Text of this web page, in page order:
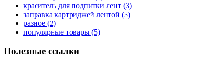
краситель для подпитки лент (3)
заправка картриджей лентой (3)
разное (2)
популярные товары (5)
Полезные ссылки